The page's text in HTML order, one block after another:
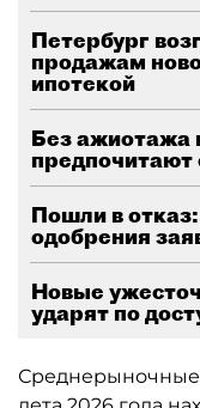
Петербург
продажам
ипотекой
Без ажиотажа
предпочитают
Пошли в
одобрения
Новые
ударят по
Среднерыночные